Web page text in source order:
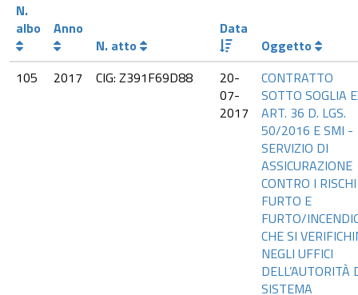
N.
albo
Anno
N. atto
Data
Oggetto
105
2017 CIG: Z391F69D88
20-
07-
2017
CONTRATTO
SOTTO SOGLIA
ART. 36 D. LGS.
50/2016 E SMI -
SERVIZIO DI
ASSICURAZIONE
CONTRO I
FURTO E
FURTO/
CHE SI
NEGLI UFFICI
DELL’AUTORITÀ
SISTEMA